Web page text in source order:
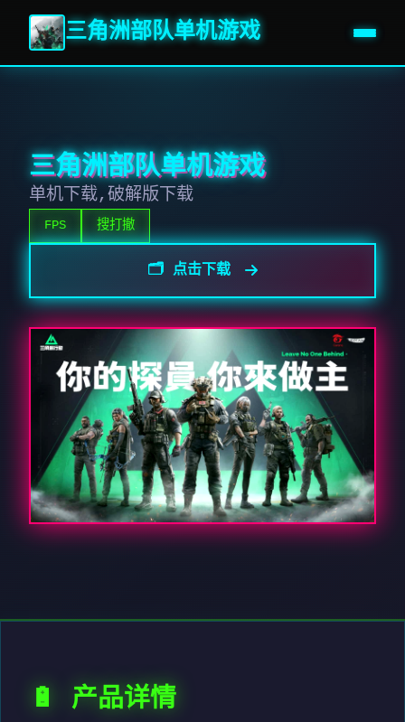
三角洲部队单机游戏
三角洲部队单机游戏
单机下载,破解版下载
FPS 搜打撤
🗂️ 点击下载
🔋 产品详情